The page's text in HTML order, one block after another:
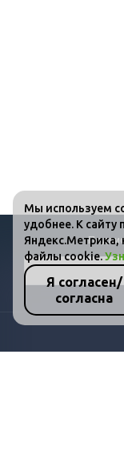
Мы используем
удобнее. К сайту
Яндекс.Метрика,
файлы cookie.
Я согласен/
согласна